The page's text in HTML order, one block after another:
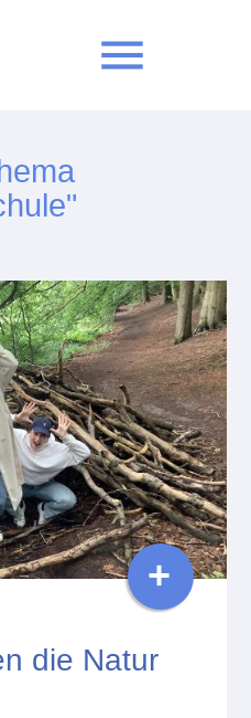
menu
die Natur
+